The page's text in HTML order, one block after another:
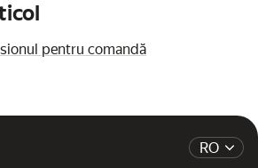
pentru comandă
RO